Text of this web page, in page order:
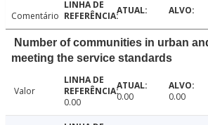
Comentário
Number of communities in urban
meeting the service standards
Valor
0.00
0.00 0.00